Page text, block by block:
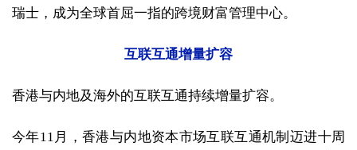
瑞士，成为全球首屈一指的跨境财富管理中心。
互联互通增量扩容
香港与内地及海外的互联互通持续增量扩容。
今年11月，香港与内地资本市场互联互通机制迈进十周